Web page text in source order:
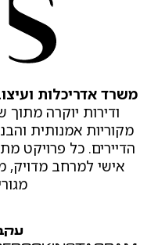
משרד אדריכלות
ודירות יוקרה מתוך
מקוריות אמנותית
הדיירים. כל פרויקט
אישי למרחב מדויק,